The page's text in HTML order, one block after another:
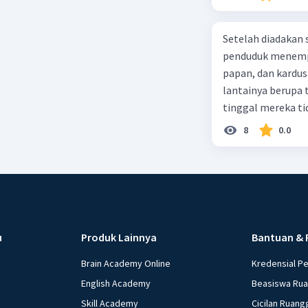
Setiap
Tidak
di bidang
Akhirnya,
Dengan
Dan
Setelah diadakan
penduduk
papan, dan
lantainya berupa
tinggal mereka tidak layak
dalam paragraf
8 0.0
Produk Lainnya
Brain Academy Online
English Academy
Skill Academy
Bantuan &
Kredensial
Beasiswa
Cicilan